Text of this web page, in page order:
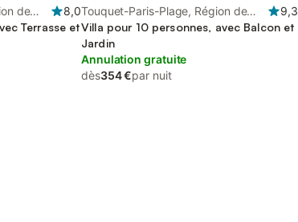
de
8,0
Terrasse et
Touquet-Paris-Plage, Région de
Montreuil
9,3
Villa pour 10 personnes, avec Balcon et
Jardin
Annulation gratuite
dès354 €par nuit